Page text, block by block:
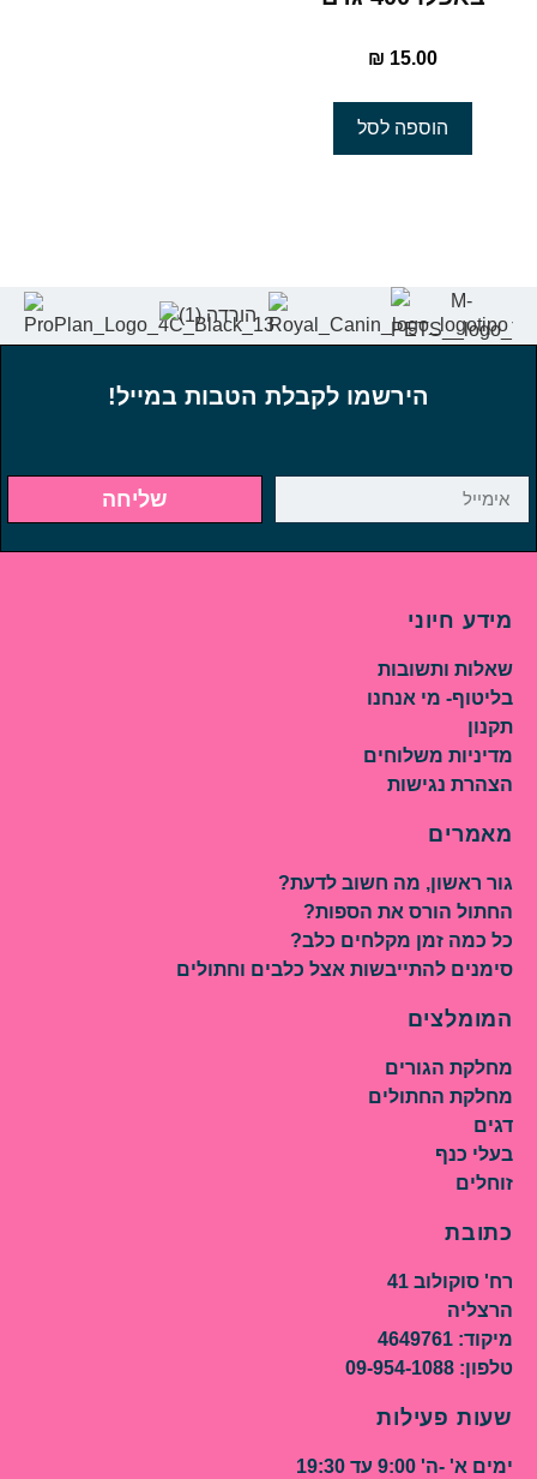
₪ 15.00
הוספה לסל
הירשמו לקבלת הטבות במייל!
שליחה
מידע חיוני
שאלות ותשובות
בליטוף- מי אנחנו
תקנון
מדיניות משלוחים
הצהרת נגישות
מאמרים
גור ראשון, מה חשוב לדעת?
החתול הורס את הספות?
כל כמה זמן מקלחים כלב?
סימנים להתייבשות אצל כלבים וחתולים
המומלצים
מחלקת הגורים
מחלקת החתולים
דגים
בעלי כנף
זוחלים
כתובת
רח' סוקולוב 41
הרצליה
מיקוד: 4649761
טלפון: 09-954-1088
שעות פעילות
ימים א' -ה' 9:00 עד 19:30